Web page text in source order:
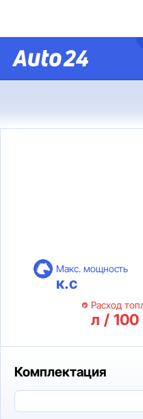
Макс. мощность
к.с
Расход
л /
Комплектация